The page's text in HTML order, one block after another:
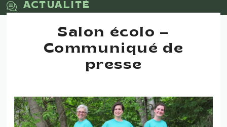
ACTUALITÉ
Salon écolo –
Communiqué de
presse